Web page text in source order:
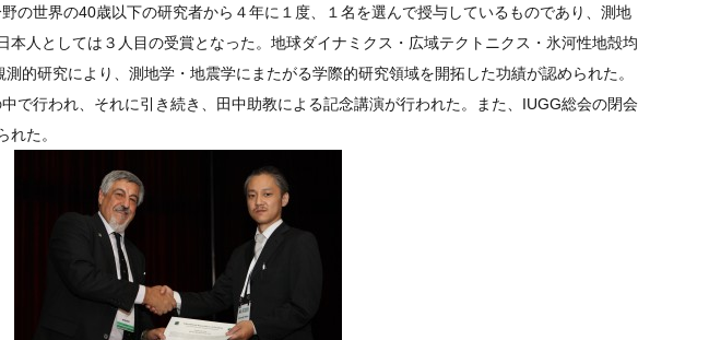
の世界の40歳以下の研究者から４年に１度、１名を選んで授与しているものであり、測地
本人としては３人目の受賞となった。地球ダイナミクス・広域テクトニクス・氷河性地殻均
的研究により、測地学・地震学にまたがる学際的研究領域を開拓した功績が認められた。
で行われ、それに引き続き、田中助教による記念講演が行われた。また、IUGG総会の閉会
た。